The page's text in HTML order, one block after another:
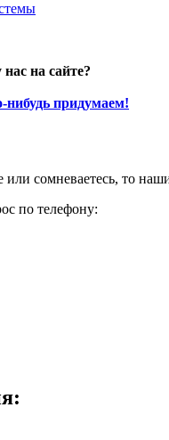
на сайте?
придумаем!
сомневаетесь, то
по телефону: